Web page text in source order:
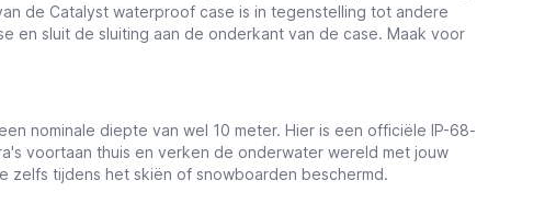
de Catalyst waterproof case is in tegenstelling tot andere
en sluit de sluiting aan de onderkant van de case. Maak voor
nominale diepte van wel 10 meter. Hier is een officiële IP-68-
voortaan thuis en verken de onderwater wereld met jouw
zelfs tijdens het skiën of snowboarden beschermd.